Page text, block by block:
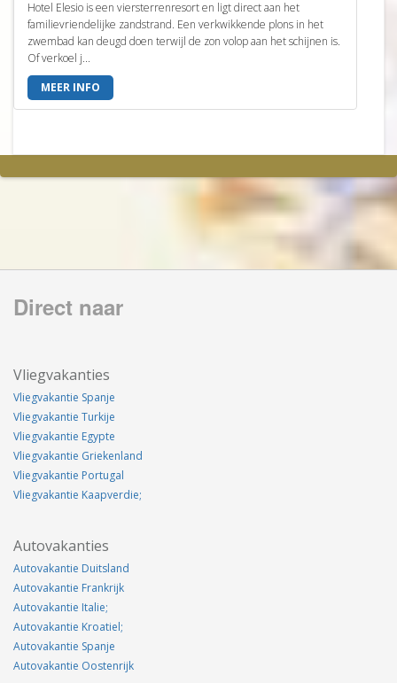
Hotel Elesio is een viersterrenresort en ligt direct aan het
familievriendelijke zandstrand. Een verkwikkende plons in het
zwembad kan deugd doen terwijl de zon volop aan het schijnen is.
Of verkoel j...
MEER INFO
Direct naar
Vliegvakanties
Vliegvakantie Spanje
Vliegvakantie Turkije
Vliegvakantie Egypte
Vliegvakantie Griekenland
Vliegvakantie Portugal
Vliegvakantie Kaapverdie;
Autovakanties
Autovakantie Duitsland
Autovakantie Frankrijk
Autovakantie Italie;
Autovakantie Kroatiel;
Autovakantie Spanje
Autovakantie Oostenrijk